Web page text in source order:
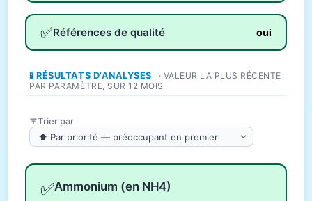
✅Références de qualité oui
🧪 RÉSULTATS D'ANALYSES
· VALEUR LA PLUS RÉCENTE
PAR PARAMÈTRE, SUR 12 MOIS
Trier par
✅Ammonium (en NH4)